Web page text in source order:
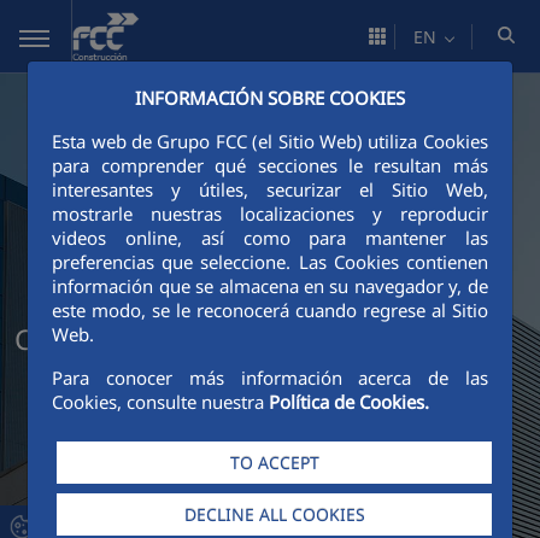
Skip to Main Content
INFORMACIÓN SOBRE COOKIES
Esta web de Grupo FCC (el Sitio Web) utiliza Cookies
para comprender qué secciones le resultan más
interesantes y útiles, securizar el Sitio Web,
mostrarle nuestras localizaciones y reproducir
videos online, así como para mantener las
preferencias que seleccione. Las Cookies contienen
información que se almacena en su navegador y, de
este modo, se le reconocerá cuando regrese al Sitio
Web.
Para conocer más información acerca de las
Cookies, consulte nuestra Política de Cookies.
TO ACCEPT
DECLINE ALL COOKIES
EN
Contact us